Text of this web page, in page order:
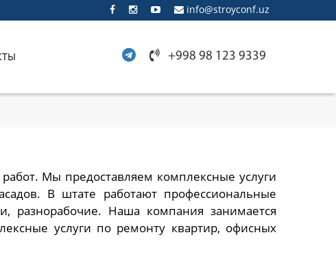
info@stroyconf.uz
+998 98 123 9339
Мы предоставляем комплексные услуги
В штате работают профессиональные
разнорабочие. Наша компания занимается
услуги по ремонту квартир, офисных